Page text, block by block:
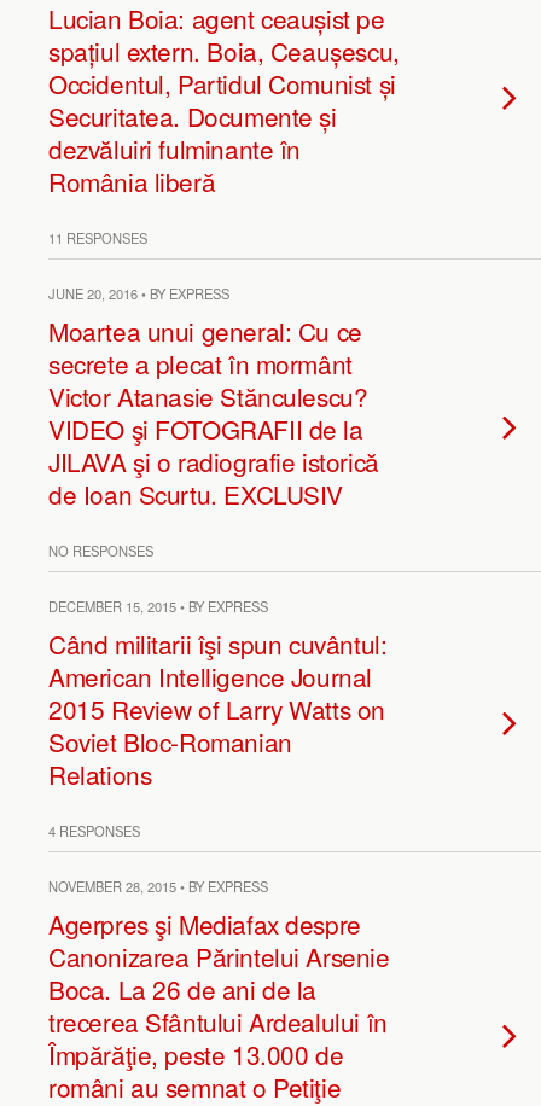
Lucian Boia: agent ceaușist pe
spațiul extern. Boia, Ceaușescu,
Occidentul, Partidul Comunist și
Securitatea. Documente și
dezvăluiri fulminante în
România liberă
11 RESPONSES
JUNE 20, 2016 • BY EXPRESS
Moartea unui general: Cu ce
secrete a plecat în mormânt
Victor Atanasie Stănculescu?
VIDEO şi FOTOGRAFII de la
JILAVA şi o radiografie istorică
de Ioan Scurtu. EXCLUSIV
NO RESPONSES
DECEMBER 15, 2015 • BY EXPRESS
Când militarii îşi spun cuvântul:
American Intelligence Journal
2015 Review of Larry Watts on
Soviet Bloc-Romanian
Relations
4 RESPONSES
NOVEMBER 28, 2015 • BY EXPRESS
Agerpres şi Mediafax despre
Canonizarea Părintelui Arsenie
Boca. La 26 de ani de la
trecerea Sfântului Ardealului în
Împărăţie, peste 13.000 de
români au semnat o Petiţie